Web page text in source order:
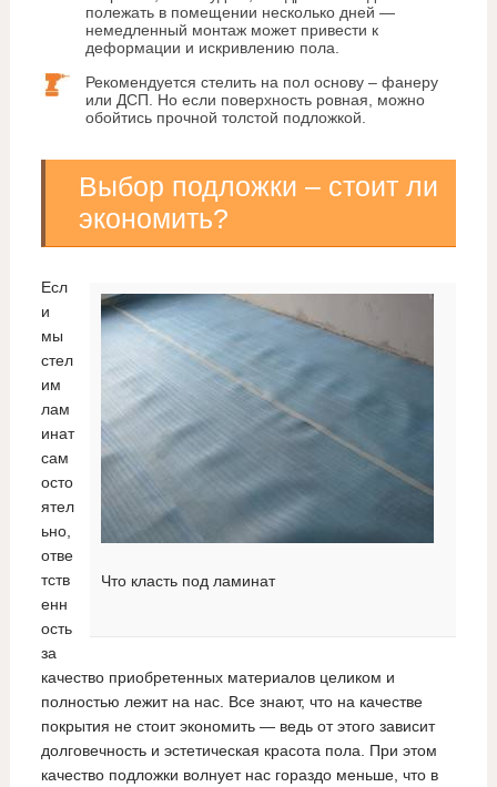
полежать в помещении несколько дней —
немедленный монтаж может привести к
деформации и искривлению пола.
Рекомендуется стелить на пол основу – фанеру
или ДСП. Но если поверхность ровная, можно
обойтись прочной толстой подложкой.
Выбор подложки – стоит ли
экономить?
Что класть под ламинат
Есл
и
мы
стел
им
лам
инат
сам
осто
ятел
ьно,
отве
тств
енн
ость
за
качество приобретенных материалов целиком и
полностью лежит на нас. Все знают, что на качестве
покрытия не стоит экономить — ведь от этого зависит
долговечность и эстетическая красота пола. При этом
качество подложки волнует нас гораздо меньше, что в